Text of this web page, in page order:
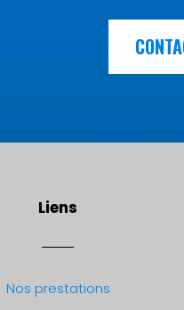
Liens
Nos prestations